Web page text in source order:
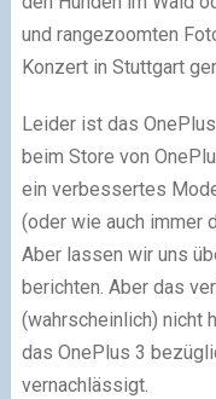
und rangezoomten
Konzert in Stuttgart
Leider ist das
beim Store von
ein verbessertes
(oder wie auch immer
Aber lassen wir uns
berichten. Aber das
(wahrscheinlich) nicht
das OnePlus 3
vernachlässigt.